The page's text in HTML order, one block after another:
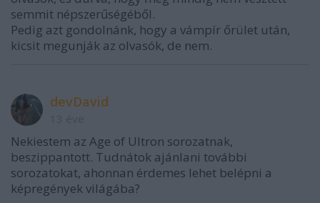
semmit népszerűségéből.
Pedig azt gondolnánk, hogy a vámpír őrület után,
kicsit megunják az olvasók, de nem.
devDavid
Nekiestem az Age of Ultron sorozatnak,
beszippantott. Tudnátok ajánlani további
sorozatokat, ahonnan érdemes lehet belépni a
képregények világába?